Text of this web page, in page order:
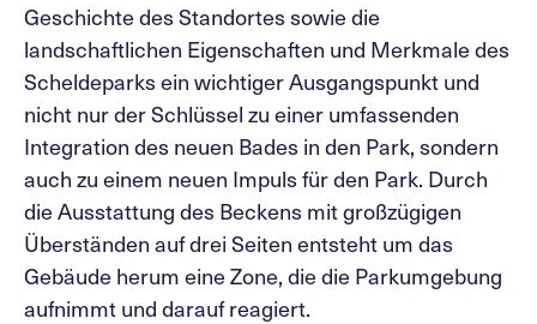
Geschichte des Standortes sowie die
landschaftlichen Eigenschaften und Merkmale des
Scheldeparks ein wichtiger Ausgangspunkt und
nicht nur der Schlüssel zu einer umfassenden
Integration des neuen Bades in den Park, sondern
auch zu einem neuen Impuls für den Park. Durch
die Ausstattung des Beckens mit großzügigen
Überständen auf drei Seiten entsteht um das
Gebäude herum eine Zone, die die Parkumgebung
aufnimmt und darauf reagiert.